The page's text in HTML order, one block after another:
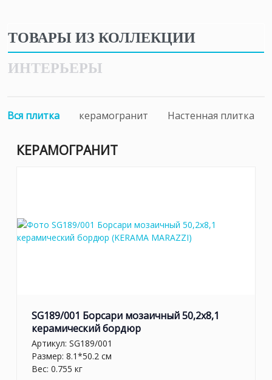
ТОВАРЫ ИЗ КОЛЛЕКЦИИ
ИНТЕРЬЕРЫ
Вся плитка керамогранит Настенная плитка
КЕРАМОГРАНИТ
SG189/001 Борсари мозаичный 50,2x8,1
керамический бордюр
Артикул: SG189/001
Размер: 8.1*50.2 см
Вес: 0.755 кг